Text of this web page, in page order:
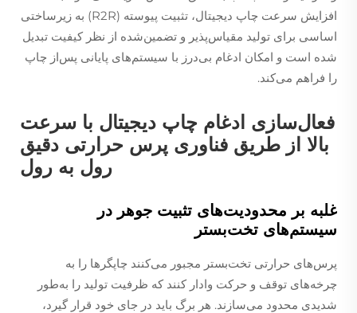
افزایش سرعت چاپ دیجیتال، تثبیت پیوسته (R2R) به زیرساختی
اساسی برای تولید مقیاس‌پذیر و تضمین‌شده از نظر کیفیت تبدیل
شده است و امکان ادغام بی‌درز با سیستم‌های پایانی پس‌از چاپ
را فراهم می‌کند.
فعال‌سازی ادغام چاپ دیجیتال با سرعت
بالا از طریق فناوری پرس حرارتی دقیق
رول به رول
غلبه بر محدودیت‌های تثبیت جوهر در
سیستم‌های تخت‌بستر
پرس‌های حرارتی تخت‌بستر مجبور می‌کنند چاپگرها را به
چرخه‌های توقف و حرکت وادار کنند که ظرفیت تولید را به‌طور
شدیدی محدود می‌سازند. هر برگ باید در جای خود قرار گیرد،